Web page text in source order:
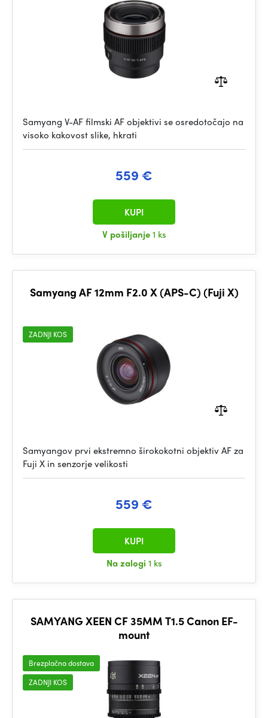
Samyang V-AF filmski AF objektivi se osredotočajo na
visoko kakovost slike, hkrati
559 €
V pošiljanje1 ks
KUPI
Samyang AF 12mm F2.0 X (APS-C) (Fuji X)
ZADNJI KOS
Samyangov prvi ekstremno širokokotni objektiv AF za
Fuji X in senzorje velikosti
559 €
Na zalogi 1 ks
KUPI
SAMYANG XEEN CF 35MM T1.5 Canon EF-
mount
Brezplačna dostava
ZADNJI KOS